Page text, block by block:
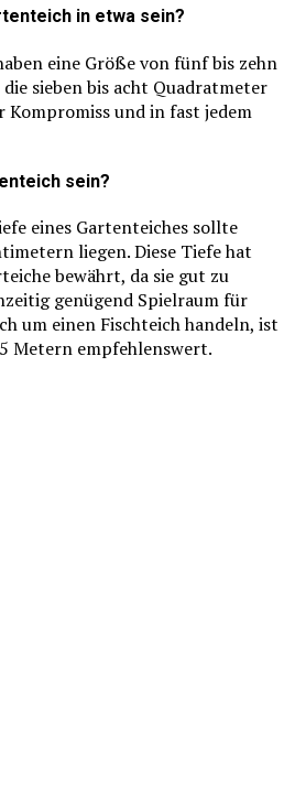
in etwa sein?
eine Größe von fünf bis zehn
sieben bis acht Quadratmeter
Kompromiss und in fast jedem
sein?
eines Gartenteiches sollte
liegen. Diese Tiefe hat
bewährt, da sie gut zu
genügend Spielraum für
um einen Fischteich handeln, ist
Metern empfehlenswert.